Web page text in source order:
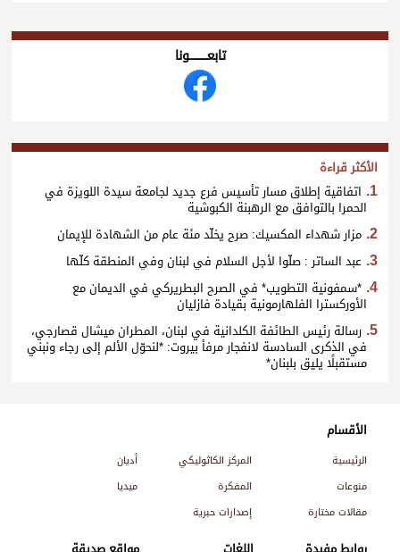
تابعــــــــــونا
الأكثر قراءة
اتفاقية إطلاق مسار تأسيس فرع جديد لجامعة سيدة اللويزة في
الحمرا بالتوافق مع الرهبنة الكبوشية
مزار شهداء المكسيك: صرح يخلّد مئة عام من الشهادة للإيمان
عبد الساتر : صلّوا لأجل السلام في لبنان وفي المنطقة كلّها
*سمفونية التطويب* في الصرح البطريركي في الديمان مع
الأوركسترا الفلهارمونية بقيادة فازليان
رسالة رئيس الطائفة الكلدانية في لبنان، المطران ميشال قصارجي،
في الذكرى السادسة لانفجار مرفأ بيروت: *لنحوّل الألم إلى رجاء ونبني
مستقبلًا يليق بلبنان*
الأقسام
الرئيسية المركز الكاثوليكي
أديان
منوعات
المفكرة
ميديا
مقالات مختارة
إصدارات حبرية